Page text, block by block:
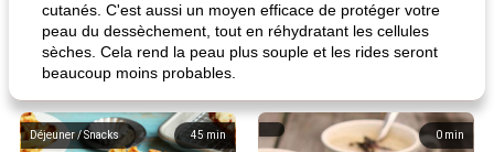
cutanés. C'est aussi un moyen efficace de protéger votre
peau du dessèchement, tout en réhydratant les cellules
sèches. Cela rend la peau plus souple et les rides seront
beaucoup moins probables.
45 min
Déjeuner / Snacks 0 min